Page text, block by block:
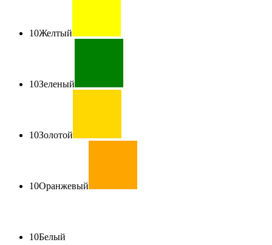
10Желтый
10Зеленый
10Золотой
10Оранжевый
10Белый